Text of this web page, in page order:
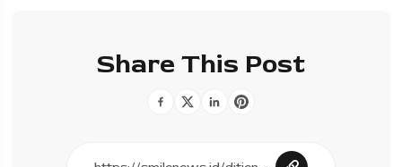
Share This Post